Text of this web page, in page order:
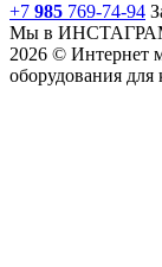
+7 985 769-74-94
Мы в
2026 © Интернет
оборудования для